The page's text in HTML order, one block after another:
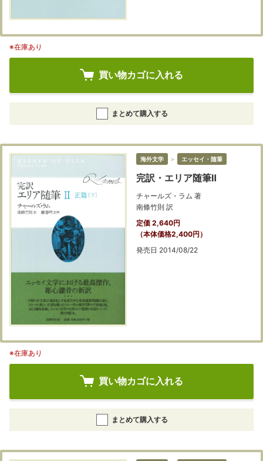
※在庫あり
買い物カゴに入れる
まとめて購入する
海外文学 ＞ エッセイ・随筆
完訳・エリア随筆Ⅱ
チャールズ・ラム 著
南條竹則 訳
定価 2,640円
（本体価格2,400円）
発売日 2014/08/22
※在庫あり
買い物カゴに入れる
まとめて購入する